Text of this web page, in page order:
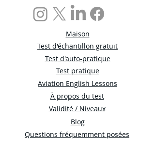
Test d'échantillon gratuit
Test d'auto-pratique
Test pratique
Maison
À propos du test
Validité / Niveaux
Questions fréquemment posées
Aviation English Lessons
Blog